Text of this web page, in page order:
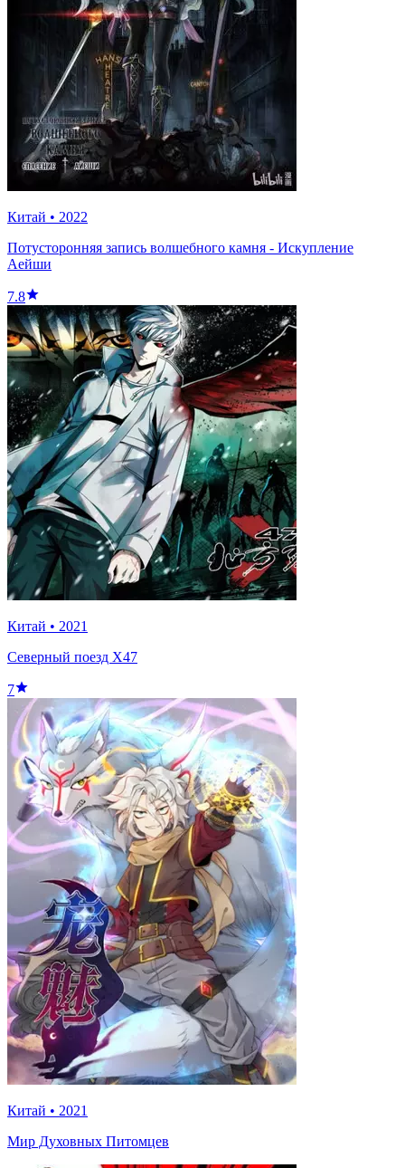
Китай • 2022
Потусторонняя запись волшебного камня - Искупление
Аейши
7.8
Китай • 2021
Северный поезд X47
7
Китай • 2021
Мир Духовных Питомцев